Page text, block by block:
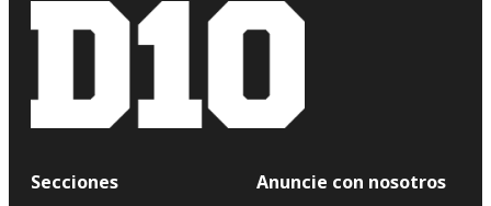
Secciones
Anuncie con nosotros